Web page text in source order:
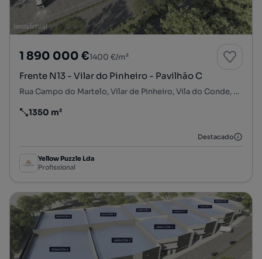
1 890 000 €1400 €/m²
Frente N13 - Vilar do Pinheiro - Pavilhão C
Rua Campo do Martelo, Vilar de Pinheiro, Vila do Conde, Porto
Preço por metro quadrado
1350 m²
Destacado
Yellow Puzzle Lda
Profissional